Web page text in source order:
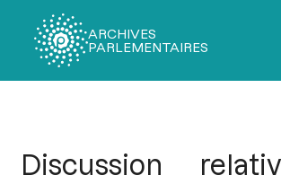
ARCHIVES
PARLEMENTAIRES
Discussion